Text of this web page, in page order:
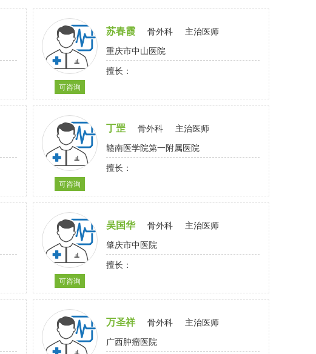
可咨询
苏春霞 骨外科
主治医师
重庆市中山医院
擅长：
可咨询
丁罡 骨外科
主治医师
赣南医学院第一附属医院
擅长：
可咨询
吴国华 骨外科
主治医师
肇庆市中医院
擅长：
万圣祥 骨外科
主治医师
广西肿瘤医院